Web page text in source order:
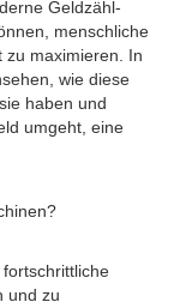
Geldzähl-
menschliche
zu maximieren. In
wie diese
haben und
umgeht, eine
und zu